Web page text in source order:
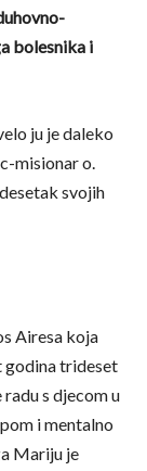
bolesnika i
ju je daleko
misionar o.
svojih
Airesa koja
godina trideset
s djecom u
i mentalno
Mariju je